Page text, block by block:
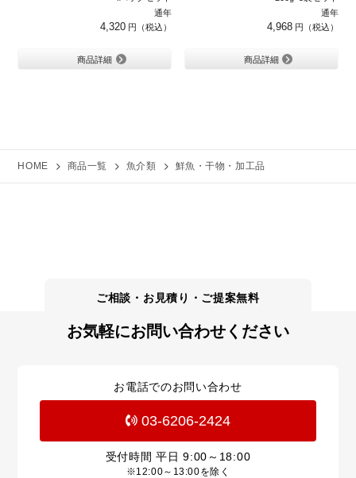
通年
4,320
商品詳細
通年
4,968
商品詳細
HOME 商品一覧 魚介類 鮮魚・干物・加工品
お気軽にお問い合わせください
お電話でのお問い合わせ
03-6206-2424
受付時間 平日9:00～18:00
※12:00～13:00を除く